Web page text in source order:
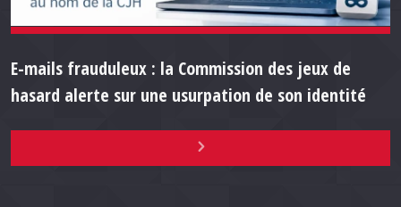
E-mails frauduleux : la Commission des jeux de
hasard alerte sur une usurpation de son identité